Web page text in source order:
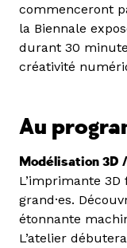
commenceront
la Biennale
durant 30
créativité
Au
Modélisation 3D
L’imprimante
grand·es.
étonnante
L’atelier